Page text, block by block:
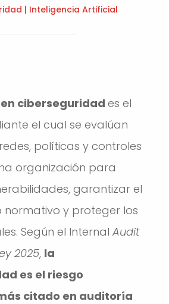
| Inteligencia Artificial
ciberseguridad es el
el cual se evalúan
políticas y controles
organización para
garantizar el
normativo y proteger los
Según el Internal Audit
2025, la
es el riesgo
citado en auditoría